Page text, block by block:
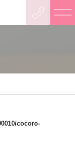
cocoro-